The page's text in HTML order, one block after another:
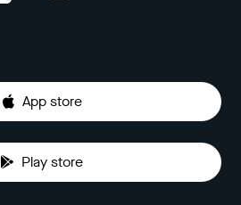
App store
Play store